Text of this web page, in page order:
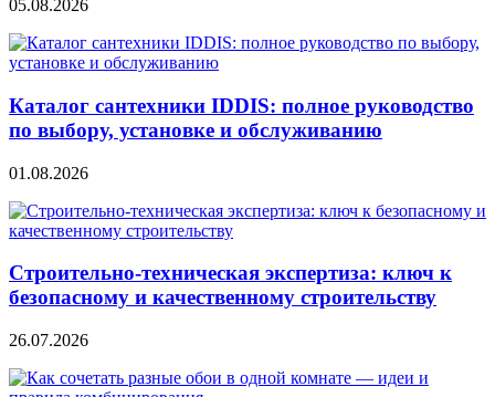
05.08.2026
Каталог сантехники IDDIS: полное руководство
по выбору, установке и обслуживанию
01.08.2026
Строительно‑техническая экспертиза: ключ к
безопасному и качественному строительству
26.07.2026